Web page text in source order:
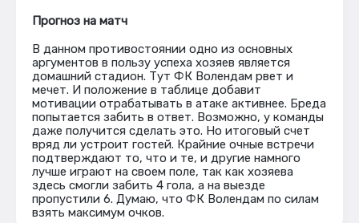
Прогноз на матч
В данном противостоянии одно из основных
аргументов в пользу успеха хозяев является
домашний стадион. Тут ФК Волендам рвет и
мечет. И положение в таблице добавит
мотивации отрабатывать в атаке активнее. Бреда
попытается забить в ответ. Возможно, у команды
даже получится сделать это. Но итоговый счет
вряд ли устроит гостей. Крайние очные встречи
подтверждают то, что и те, и другие намного
лучше играют на своем поле, так как хозяева
здесь смогли забить 4 гола, а на выезде
пропустили 6. Думаю, что ФК Волендам по силам
взять максимум очков.